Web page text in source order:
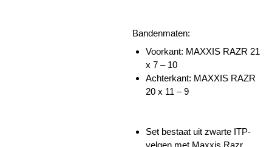
Bandenmaten:
Voorkant: MAXXIS RAZR 21
x 7 – 10
Achterkant: MAXXIS RAZR
20 x 11 – 9
Set bestaat uit zwarte ITP-
velgen met Maxxis Razr